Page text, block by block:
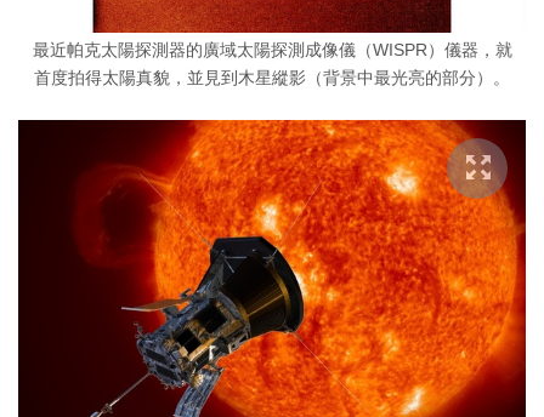
最近帕克太陽探測器的廣域太陽探測成像儀（WISPR）儀器，就
首度拍得太陽真貌，並見到木星縱影（背景中最光亮的部分）。